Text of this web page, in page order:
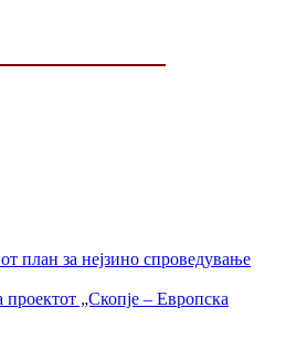
план за нејзино спроведување
„Скопје – Европска